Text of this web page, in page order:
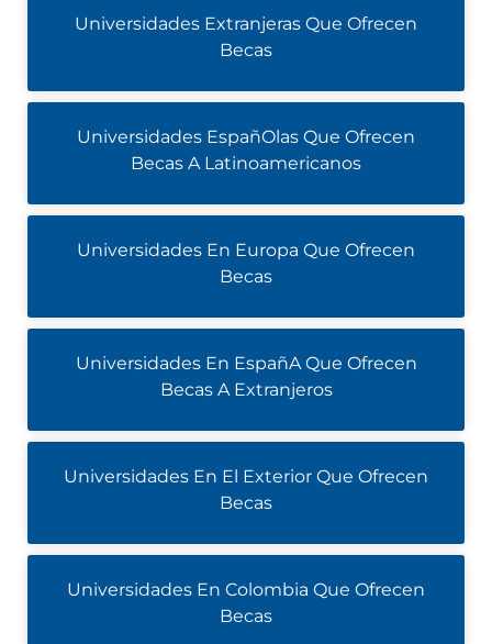
Universidades Extranjeras Que Ofrecen
Becas
Universidades EspañOlas Que Ofrecen
Becas A Latinoamericanos
Universidades En Europa Que Ofrecen
Becas
Universidades En EspañA Que Ofrecen
Becas A Extranjeros
Universidades En El Exterior Que Ofrecen
Becas
Universidades En Colombia Que Ofrecen
Becas